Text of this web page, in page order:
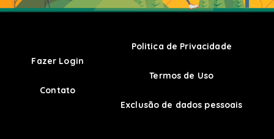
Fazer Login
Contato
Politica de Privacidade
Termos de Uso
Exclusão de dados pessoais